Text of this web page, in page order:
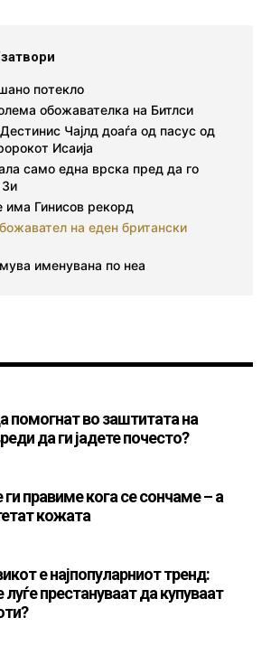
потекло
обожавателка на Битлси
Чајлд доаѓа од пасус од
Исаија
само една врска пред да го
Зи
има Гинисов рекорд
на еден британски
именувана по неа
помогнат во заштитата на
да ги јадете почесто?
правиме кога се сончаме – а
кожата
е најпопуларниот тренд:
престануваат да купуваат